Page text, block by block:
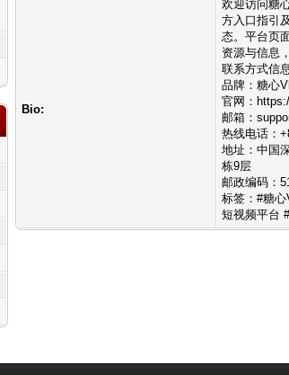
Bio:
欢迎访问糖
方入口指引
态。平台页
资源与信息
联系方式信
品牌：糖心
官网：
邮箱：
热线电话：
地址：中国
栋9层
邮政编码：
标签：#糖
短视频平台